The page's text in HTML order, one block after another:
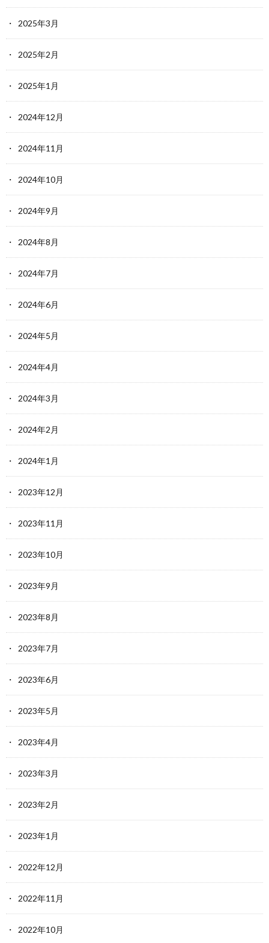
2025年3月
2025年2月
2025年1月
2024年12月
2024年11月
2024年10月
2024年9月
2024年8月
2024年7月
2024年6月
2024年5月
2024年4月
2024年3月
2024年2月
2024年1月
2023年12月
2023年11月
2023年10月
2023年9月
2023年8月
2023年7月
2023年6月
2023年5月
2023年4月
2023年3月
2023年2月
2023年1月
2022年12月
2022年11月
2022年10月